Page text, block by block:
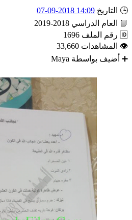
التاريخ 14:09 2018-09-07
العام الدراسي 2018-2019
رقم الملف 1696
المشاهدات 33,660
أضيف بواسطة Maya